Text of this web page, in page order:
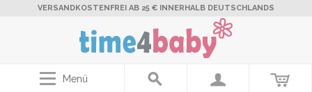
VERSANDKOSTENFREI AB 25 € INNERHALB DEUTSCHLANDS
Menü